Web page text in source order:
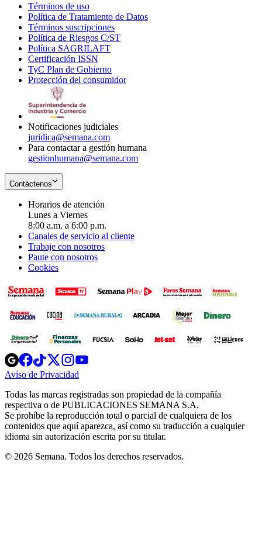
Términos de uso
in
new
window
Política de Tratamiento de Datos
Términos suscripciones
in
Política de Riesgos C/ST
Política SAGRILAFT
new
window
Certificación ISSN
in
new
TyC Plan de Gobierno
in
Protección del consumidorOpens
Notificaciones judiciales
juridica@semana.com
Para contactar a gestión humana
gestionhumana@semana.com
Contáctenos
Horarios de atención
Lunes a Viernes
8:00 a.m. a 6:00 p.m.
Canales de servicio al cliente
Trabaje con nosotros
Paute con nosotros
Cookies
Opens
in
new
Opens
in
new
Opens
in
new
window
Opens
new
windowwindow
Aviso de Privacidad
new
window
Todas las marcas registradas son propiedad de la compañía
respectiva o de PUBLICACIONES SEMANA S.A.
Se prohíbe la reproducción total o parcial de cualquiera de los
contenidos que aquí aparezca, así como su traducción a cualquier
idioma sin autorización escrita por su titular.
© 2026 Semana. Todos los derechos reservados.